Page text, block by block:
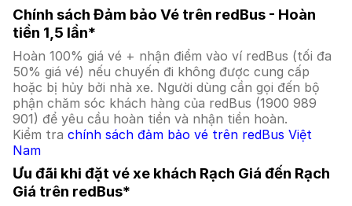
Chính sách Đảm bảo Vé trên redBus - Hoàn
tiền 1,5 lần*
Hoàn 100% giá vé + nhận điểm vào ví redBus (tối đa
50% giá vé) nếu chuyến đi không được cung cấp
hoặc bị hủy bởi nhà xe. Người dùng cần gọi đến bộ
phận chăm sóc khách hàng của redBus (1900 989
901) để yêu cầu hoàn tiền và nhận tiền hoàn.
Kiểm tra chính sách đảm bảo vé trên redBus Việt
Nam
Ưu đãi khi đặt vé xe khách Rạch Giá đến Rạch
Giá trên redBus*